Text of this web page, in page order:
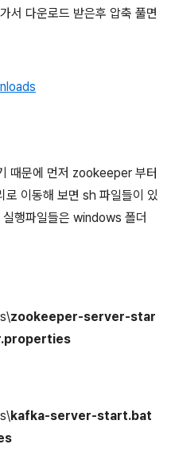
서 다운로드 받은후 압축 풀면
때문에 먼저 zookeeper 부터
로 이동해 보면 sh 파일들이 있
행파일들은 windows 폴더
zookeeper-server-star
kafka-server-start.bat